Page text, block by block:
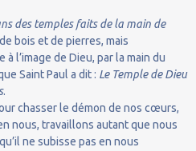
des temples faits de la main de
bois et de pierres, mais
l’image de Dieu, par la main du
Saint Paul a dit : Le Temple de Dieu
.
chasser le démon de nos cœurs,
nous, travaillons autant que nous
ne subisse pas en nous